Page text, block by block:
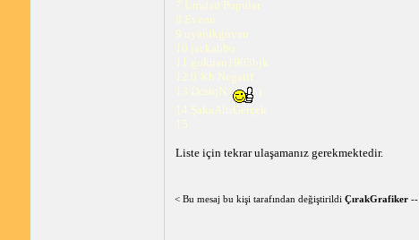
7.Unidad Popular
8.Eveon
9.uyanikguven
10.jackabbo
11.gokhan1903bjk
12.0 ®h Negatif
13.DesiqN (
)
14.ŞakaAltıGerçek
15.
Liste için tekrar ulaşamanız gerekmektedir.
< Bu mesaj bu kişi tarafından değiştirildi ÇırakGrafiker--